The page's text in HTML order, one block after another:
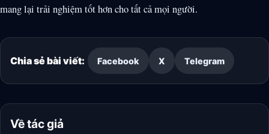
mang lại trải nghiệm tốt hơn cho tất cả mọi người.
Chia sẻ bài viết: Facebook X Telegram
Về tác giả